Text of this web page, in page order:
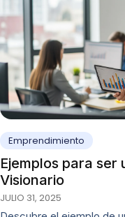
Emprendimiento
Ejemplos para ser
Visionario
JULIO 31, 2025